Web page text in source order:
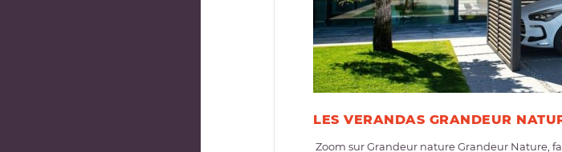
LES VERANDAS GRANDEUR
Zoom sur Grandeur nature Grandeur Nature,